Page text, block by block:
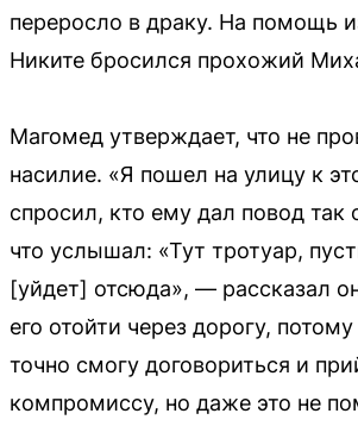
переросло в драку. На помощь
Никите бросился прохожий
Магомед утверждает, что не
насилие. «Я пошел на улицу к
спросил, кто ему дал повод так
что услышал: «Тут тротуар,
[уйдет] отсюда», — рассказал
его отойти через дорогу,
точно смогу договориться и
компромиссу, но даже это не